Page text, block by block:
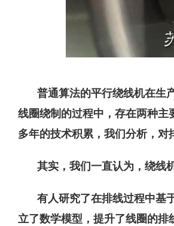
普通算法的平行绕线机在生
线圈绕制的过程中，存在两种
多年的技术积累，我们分析，对
其实，我们一直认为，绕线
有人研究了在排线过程中基
立了数学模型，提升了线圈的排